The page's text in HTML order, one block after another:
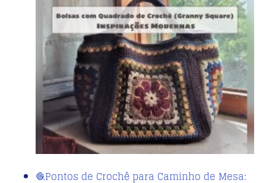
🧶Pontos de Crochê para Caminho de Mesa: